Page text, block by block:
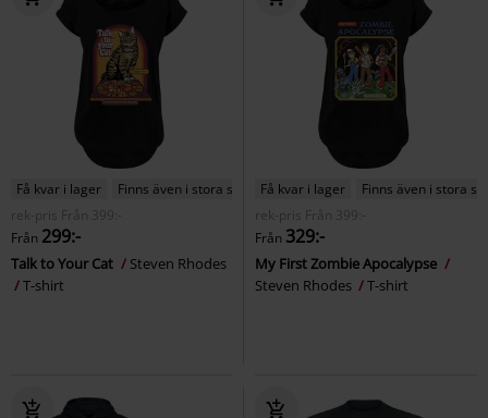
Få kvar i lager
Finns även i stora storlekar
rek-pris
Från
399:-
Från 299:-
Talk to Your Cat
Steven Rhodes
T-shirt
Få kvar i lager
Finns även i stora
rek-pris
Från
399:-
Från 329:-
My First Zombie Apocalypse
Steven Rhodes
T-shirt